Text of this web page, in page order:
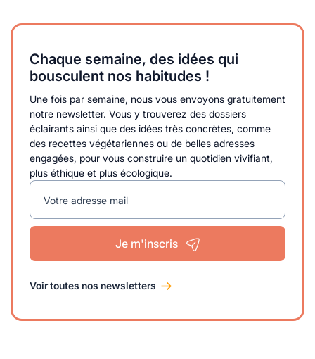
Chaque semaine, des idées qui
bousculent nos habitudes !
Une fois par semaine, nous vous envoyons gratuitement
notre newsletter. Vous y trouverez des dossiers
éclairants ainsi que des idées très concrètes, comme
des recettes végétariennes ou de belles adresses
engagées, pour vous construire un quotidien vivifiant,
plus éthique et plus écologique.
Votre adresse mail
Je m'inscris
Voir toutes nos newsletters